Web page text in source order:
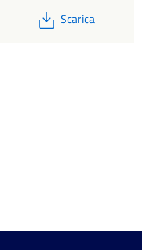
PDF
Scarica